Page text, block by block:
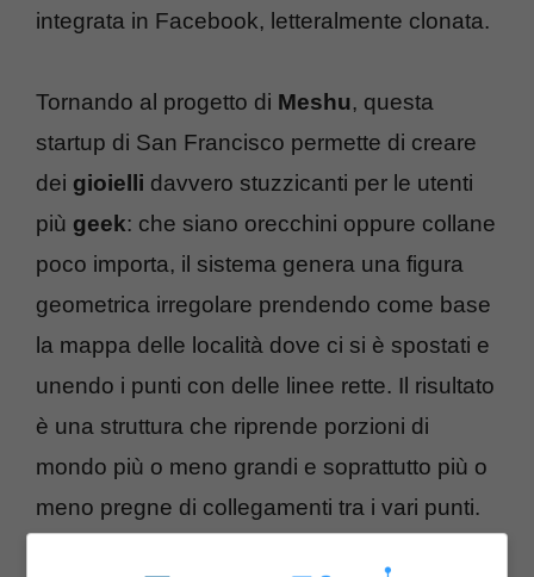
integrata in Facebook, letteralmente clonata.
Tornando al progetto di Meshu, questa
startup di San Francisco permette di creare
dei gioielli davvero stuzzicanti per le utenti
più geek: che siano orecchini oppure collane
poco importa, il sistema genera una figura
geometrica irregolare prendendo come base
la mappa delle località dove ci si è spostati e
unendo i punti con delle linee rette. Il risultato
è una struttura che riprende porzioni di
mondo più o meno grandi e soprattutto più o
meno pregne di collegamenti tra i vari punti.